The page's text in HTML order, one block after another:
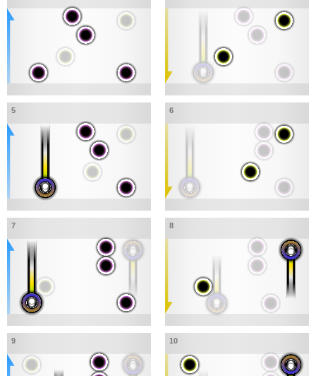
5 6
7 8
9 10